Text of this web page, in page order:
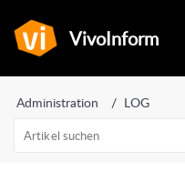
VivoInform
Administration LOG